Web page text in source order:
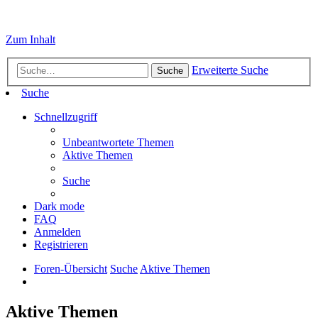
Zum Inhalt
Suche
Erweiterte Suche
Suche
Schnellzugriff
Unbeantwortete Themen
Aktive Themen
Suche
Dark mode
FAQ
Anmelden
Registrieren
Foren-Übersicht Suche Aktive Themen
Aktive Themen